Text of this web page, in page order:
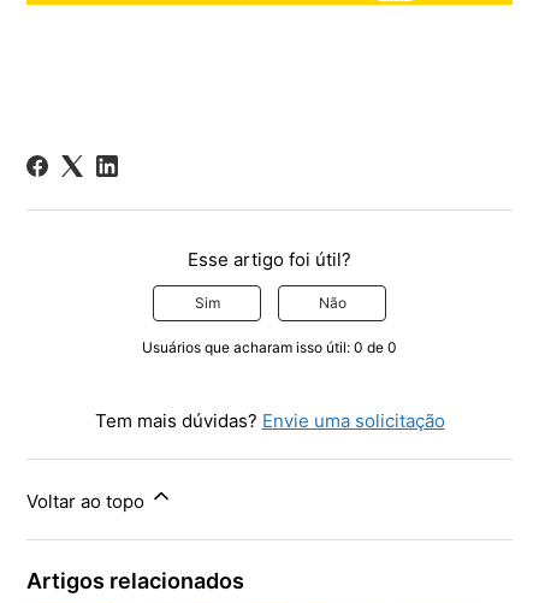
Esse artigo foi útil?
Sim Não
Usuários que acharam isso útil: 0 de 0
Tem mais dúvidas? Envie uma solicitação
Voltar ao topo
Artigos relacionados